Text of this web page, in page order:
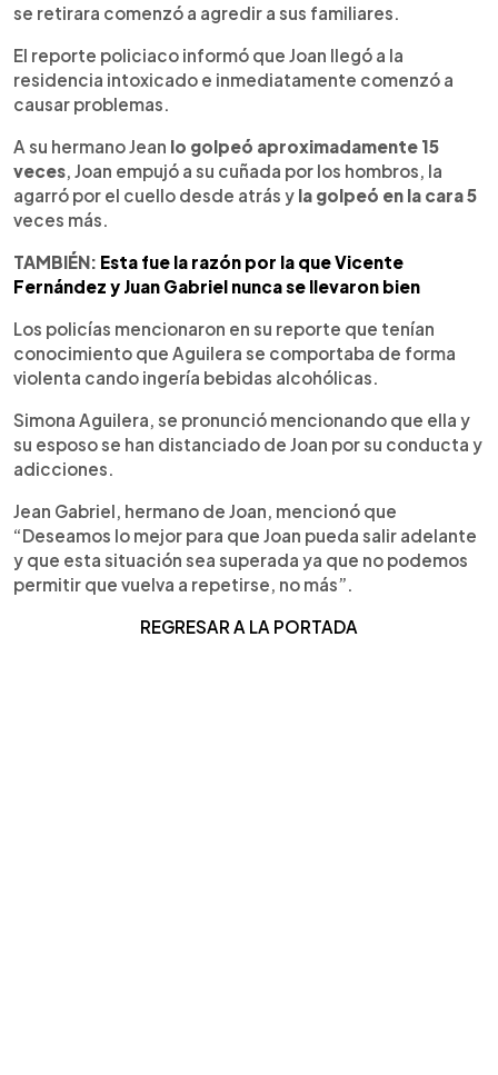
se retirara comenzó a agredir a sus familiares.
El reporte policiaco informó que Joan llegó a la
residencia intoxicado e inmediatamente comenzó a
causar problemas.
A su hermano Jean lo golpeó aproximadamente 15
veces, Joan empujó a su cuñada por los hombros, la
agarró por el cuello desde atrás y la golpeó en la cara 5
veces más.
TAMBIÉN: Esta fue la razón por la que Vicente
Fernández y Juan Gabriel nunca se llevaron bien
Los policías mencionaron en su reporte que tenían
conocimiento que Aguilera se comportaba de forma
violenta cando ingería bebidas alcohólicas.
Simona Aguilera, se pronunció mencionando que ella y
su esposo se han distanciado de Joan por su conducta y
adicciones.
Jean Gabriel, hermano de Joan, mencionó que
“Deseamos lo mejor para que Joan pueda salir adelante
y que esta situación sea superada ya que no podemos
permitir que vuelva a repetirse, no más”.
REGRESAR A LA PORTADA